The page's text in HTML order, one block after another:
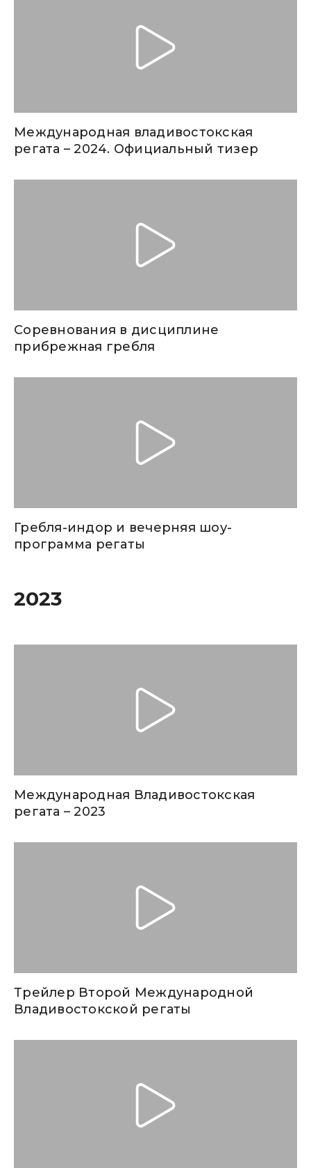
Международная владивостокская
регата – 2024. Официальный тизер
Соревнования в дисциплине
прибрежная гребля
Гребля-индор и вечерняя шоу-
программа регаты
2023
Международная Владивостокская
регата – 2023
Трейлер Второй Международной
Владивостокской регаты